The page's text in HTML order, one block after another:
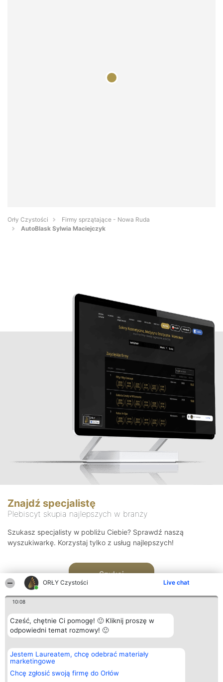
ORŁY Czystości Live chat
10:08
Cześć, chętnie Ci pomogę! 🙂 Kliknij proszę w
odpowiedni temat rozmowy! 🙂
Jestem Laureatem, chcę odebrać materiały
marketingowe
Chcę zgłosić swoją firmę do Orłów
Orły Czystości
Firmy sprzątające - Nowa Ruda
AutoBlask Sylwia Maciejczyk
Znajdź specjalistę
Plebiscyt skupia najlepszych w branży
Szukasz specjalisty w pobliżu Ciebie? Sprawdź naszą
wyszukiwarkę. Korzystaj tylko z usług najlepszych!
Szukaj
Organizator plebiscytu
Bright Side Solutions sp. z o.
o. sp. k.
ul. Ruska 22
Wrocław 50-079
Plebiscyt
Laureaci
wszystkich
Laureatów
Kontakt
Kontakt